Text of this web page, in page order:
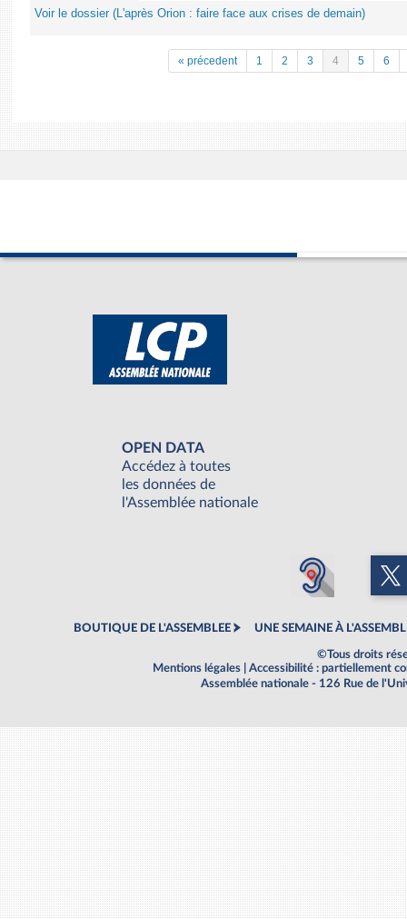
Voir le dossier (L'après Orion : faire face aux crises de demain)
« précedent 1 2 3 4 5 6
OPEN DATA
Accédez à toutes
les données de
l'Assemblée nationale
BOUTIQUE DE L'ASSEMBLEE UNE SEMAINE À
©Tous droits
Mentions légales
Accessibilité : partiellement
Assemblée nationale - 126 Rue de